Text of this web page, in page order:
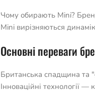
Чому обирають Mini?
Mini вирізняються
Основні переваги
Британська спадщина та
Інноваційні технології